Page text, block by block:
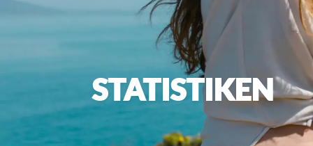
STATISTIKEN